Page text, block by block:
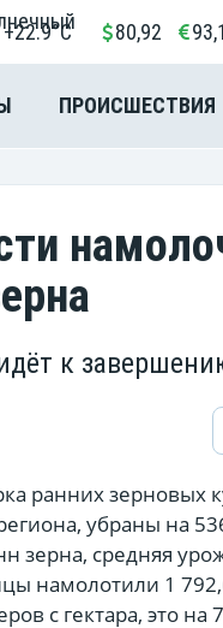
+22.9°C 80,92
ПРОИСШЕСТВИЯ
к
ранних зерновых
убраны на
зерна, средняя
намолотили 1
с гектара, это на